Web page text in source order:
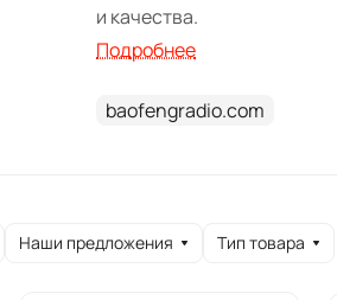
и качества.
В разделе гарнитур
Подробнее
baofengradio.com
Наши предложения Тип товара